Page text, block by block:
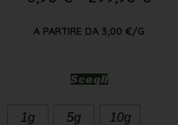
A PARTIRE DA 3,00 €/G
Scegli
1g 5g 10g